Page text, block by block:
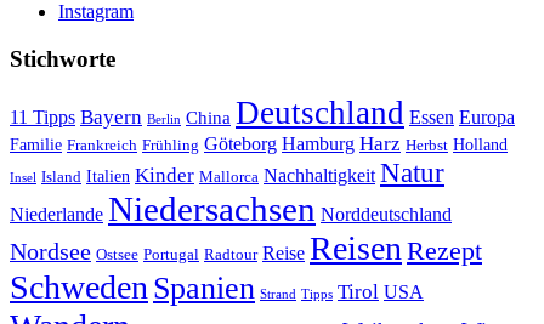
Instagram
Stichworte
11 Tipps Bayern Berlin China Deutschland Essen Europa
Familie Frankreich Frühling Göteborg Hamburg Harz Herbst Holland
Insel Island Italien Kinder Mallorca Nachhaltigkeit Natur
Niederlande Niedersachsen Norddeutschland
Nordsee Ostsee Portugal Radtour Reise ReisenRezept
SchwedenSpanien Strand Tipps Tirol USA